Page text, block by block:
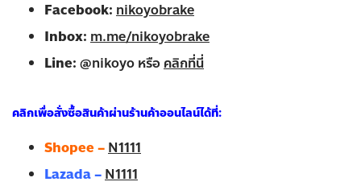
Facebook: nikoyobrake
Inbox: m.me/nikoyobrake
Line: @nikoyo หรือคลิกที่นี่
คลิกเพื่อสั่งซื้อสินค้าผ่านร้านค้าออนไลน์ได้ที่:
Shopee –N1111
Lazada –N1111